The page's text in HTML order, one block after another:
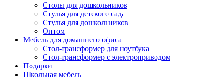
Столы для дошкольников
Стулья для детского сада
Стулья для дошкольников
Оптом
Мебель для домашнего офиса
Стол-трансформер для ноутбука
Стол-трансформер с электроприводом
Подарки
Школьная мебель